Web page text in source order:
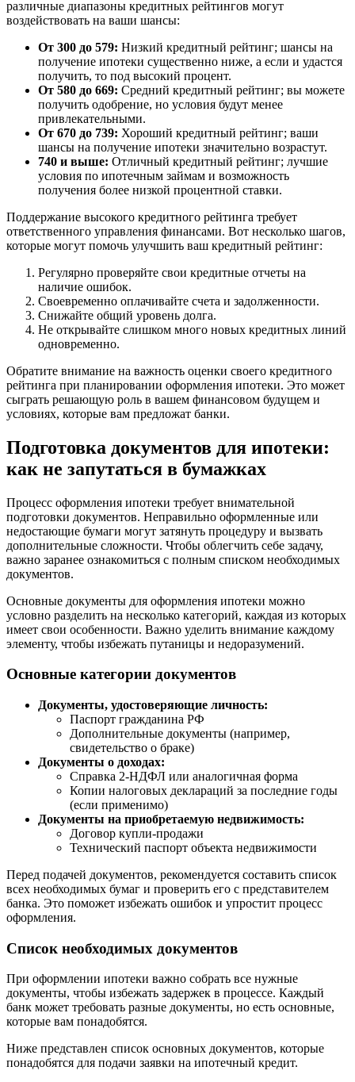
различные диапазоны кредитных рейтингов могут
воздействовать на ваши шансы:
От 300 до 579: Низкий кредитный рейтинг; шансы на
получение ипотеки существенно ниже, а если и удастся
получить, то под высокий процент.
От 580 до 669: Средний кредитный рейтинг; вы можете
получить одобрение, но условия будут менее
привлекательными.
От 670 до 739: Хороший кредитный рейтинг; ваши
шансы на получение ипотеки значительно возрастут.
740 и выше: Отличный кредитный рейтинг; лучшие
условия по ипотечным займам и возможность
получения более низкой процентной ставки.
Поддержание высокого кредитного рейтинга требует
ответственного управления финансами. Вот несколько шагов,
которые могут помочь улучшить ваш кредитный рейтинг:
Регулярно проверяйте свои кредитные отчеты на
наличие ошибок.
Своевременно оплачивайте счета и задолженности.
Снижайте общий уровень долга.
Не открывайте слишком много новых кредитных линий
одновременно.
Обратите внимание на важность оценки своего кредитного
рейтинга при планировании оформления ипотеки. Это может
сыграть решающую роль в вашем финансовом будущем и
условиях, которые вам предложат банки.
Подготовка документов для ипотеки:
как не запутаться в бумажках
Процесс оформления ипотеки требует внимательной
подготовки документов. Неправильно оформленные или
недостающие бумаги могут затянуть процедуру и вызвать
дополнительные сложности. Чтобы облегчить себе задачу,
важно заранее ознакомиться с полным списком необходимых
документов.
Основные документы для оформления ипотеки можно
условно разделить на несколько категорий, каждая из которых
имеет свои особенности. Важно уделить внимание каждому
элементу, чтобы избежать путаницы и недоразумений.
Основные категории документов
Документы, удостоверяющие личность:
Паспорт гражданина РФ
Дополнительные документы (например,
свидетельство о браке)
Документы о доходах:
Справка 2-НДФЛ или аналогичная форма
Копии налоговых деклараций за последние годы
(если применимо)
Документы на приобретаемую недвижимость:
Договор купли-продажи
Технический паспорт объекта недвижимости
Перед подачей документов, рекомендуется составить список
всех необходимых бумаг и проверить его с представителем
банка. Это поможет избежать ошибок и упростит процесс
оформления.
Список необходимых документов
При оформлении ипотеки важно собрать все нужные
документы, чтобы избежать задержек в процессе. Каждый
банк может требовать разные документы, но есть основные,
которые вам понадобятся.
Ниже представлен список основных документов, которые
понадобятся для подачи заявки на ипотечный кредит.